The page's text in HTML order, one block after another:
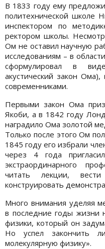
В 1833 году ему
политехнической школе
инспектором по
ректором школы.
Ом не оставил научную
исследованиям – в
сформулировал в
акустический закон
современниками.
Первыми закон Ома
Якоби, а в 1842 году
наградило Ома золотой
Только после этого Ом
1845 году его избрали
через 4 года
экстраординарного
читать лекции,
конструировать
Много внимания уделяя
в последние годы жизни
физики, который он
Но успел закончить
молекулярную физику».